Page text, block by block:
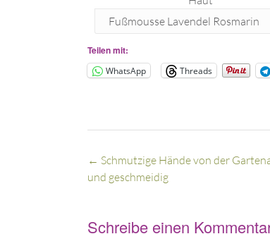
Fußmousse Lavendel Rosmarin
Teilen mit:
WhatsApp Threads
← Schmutzige Hände von der
und geschmeidig
Schreibe einen